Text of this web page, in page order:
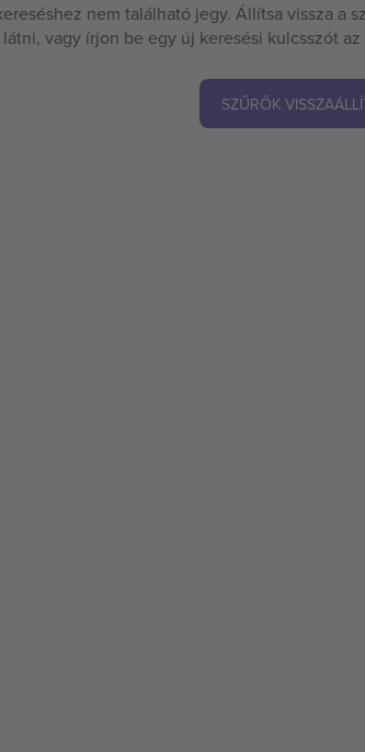
nem található jegy. Állítsa vissza a
látni, vagy írjon be egy új keresési kulcsszót
SZŰRŐK